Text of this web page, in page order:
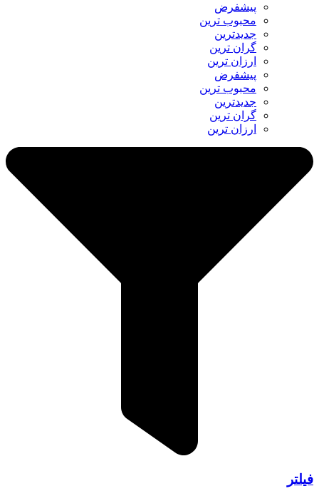
پیشفرض
محبوب ترین
جدیدترین
گران ترین
ارزان ترین
پیشفرض
محبوب ترین
جدیدترین
گران ترین
ارزان ترین
فیلتر